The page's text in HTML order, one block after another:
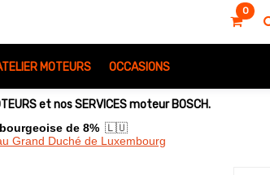
0
MOTEURS OCCASIONS
et nos SERVICES moteur BOSCH.
de 8% 🇱🇺
Grand Duché de Luxembourg